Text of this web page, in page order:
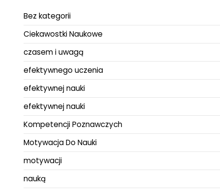
Bez kategorii
Ciekawostki Naukowe
czasem i uwagą
efektywnego uczenia
efektywnej nauki
efektywnej nauki
Kompetencji Poznawczych
Motywacja Do Nauki
motywacji
nauką